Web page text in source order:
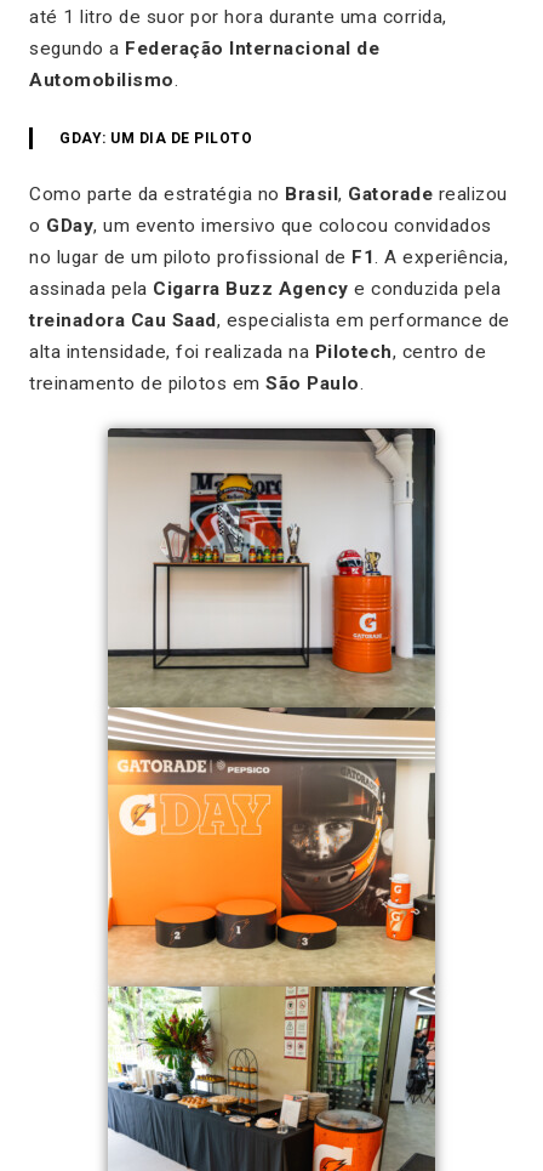
até 1 litro de suor por hora durante uma corrida,
segundo a Federação Internacional de
Automobilismo.
GDAY: UM DIA DE PILOTO
Como parte da estratégia no Brasil, Gatorade realizou
o GDay, um evento imersivo que colocou convidados
no lugar de um piloto profissional de F1. A experiência,
assinada pela Cigarra Buzz Agency e conduzida pela
treinadora Cau Saad, especialista em performance de
alta intensidade, foi realizada na Pilotech, centro de
treinamento de pilotos em São Paulo.